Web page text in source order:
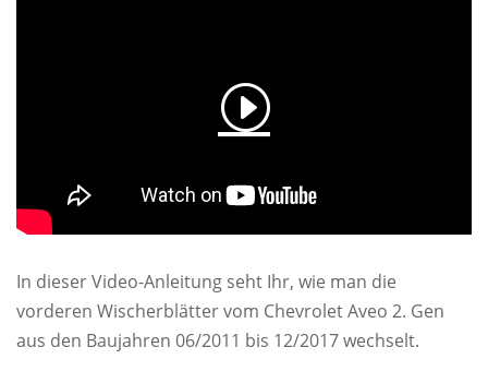
In dieser Video-Anleitung seht Ihr, wie man die
vorderen Wischerblätter vom Chevrolet Aveo 2. Gen
aus den Baujahren 06/2011 bis 12/2017 wechselt.